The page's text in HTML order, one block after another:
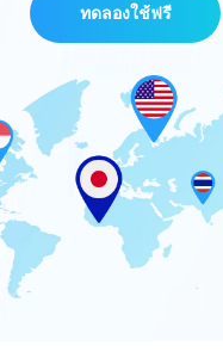
ทดลองใช้ฟรี